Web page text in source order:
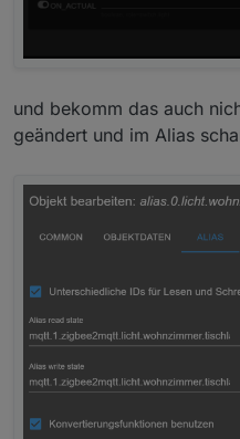
und bekomm das auch
geändert und im Alias